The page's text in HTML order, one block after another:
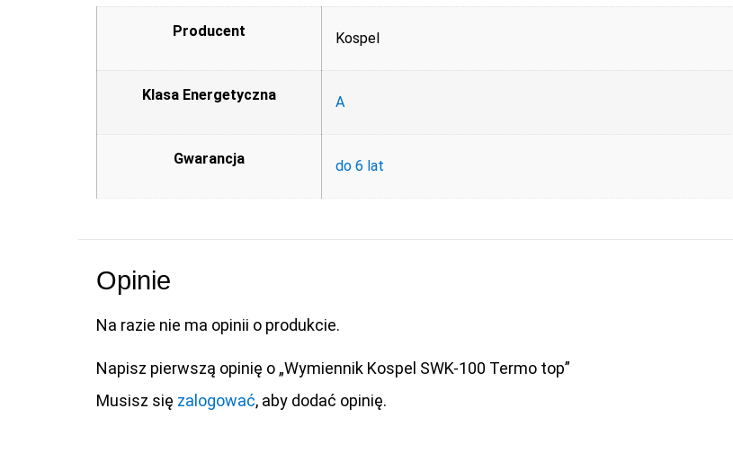
Producent Kospel
Klasa Energetyczna A
Gwarancja do 6 lat
Opinie
Na razie nie ma opinii o produkcie.
Napisz pierwszą opinię o „Wymiennik Kospel SWK-100 Termo top”
Musisz się zalogować, aby dodać opinię.